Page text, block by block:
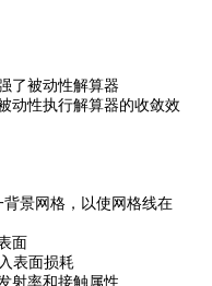
被动性解算器
性执行解算器的收敛效
景网格，以使网格线在
面
表面损耗
率和接触属性